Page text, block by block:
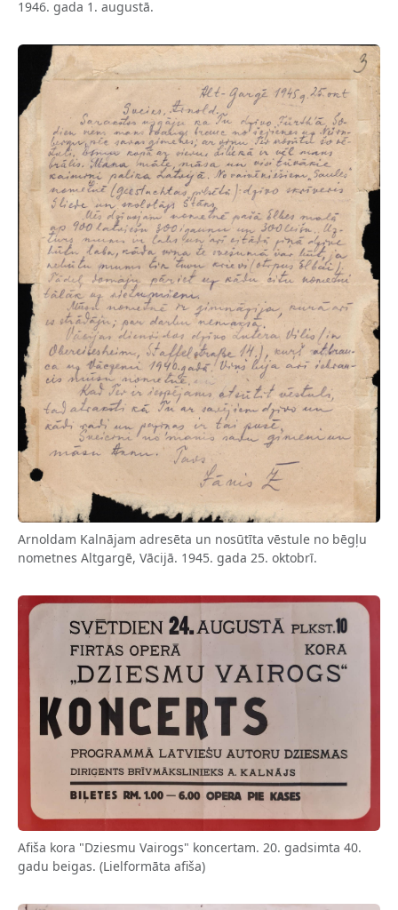
1946. gada 1. augustā.
Arnoldam Kalnājam adresēta un nosūtīta vēstule no bēgļu
nometnes Altgargē, Vācijā. 1945. gada 25. oktobrī.
Afiša kora "Dziesmu Vairogs" koncertam. 20. gadsimta 40.
gadu beigas. (Lielformāta afiša)